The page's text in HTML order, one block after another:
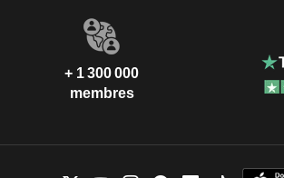
+ 1 300 000
membres